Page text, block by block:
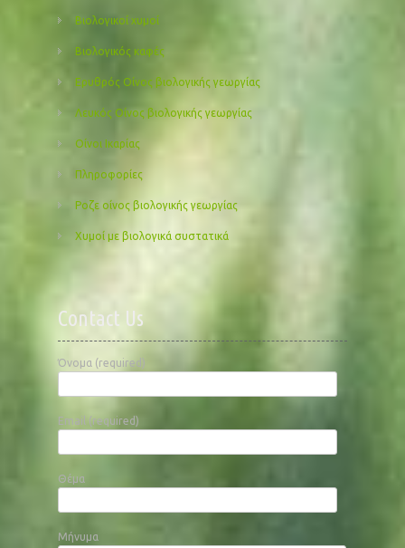
Βιολογικοί χυμοί
Βιολογικός καφές
Ερυθρός Οίνος βιολογικής γεωργίας
Λευκός Οίνος βιολογικής γεωργίας
Οίνοι Ικαρίας
Πληροφορίες
Ροζε οίνος βιολογικής γεωργίας
Χυμοί με βιολογικά συστατικά
Contact Us
Όνομα (required)
Email (required)
Θέμα
Μήνυμα